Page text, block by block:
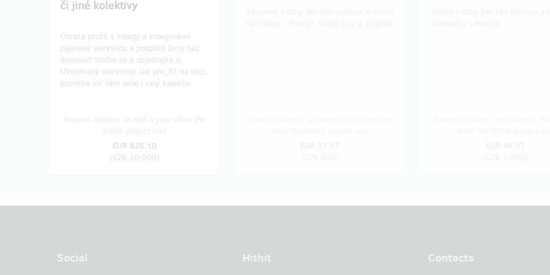
či jiné kolektivy
Chcete prožít s kolegy a kolegyněmi
zajímavý workshop a podpořit ženy bez
domova? Složte se a objednejte si
tříhodinový workshop Jak pře_žít na ulici,
poznejte víc sám sebe i celý kolektiv.
EUR 826.10
(CZK 20,000)
Social Hithit Contacts